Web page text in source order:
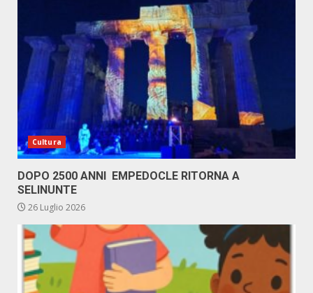
Cultura
DOPO 2500 ANNI EMPEDOCLE RITORNA A
SELINUNTE
26 Luglio 2026